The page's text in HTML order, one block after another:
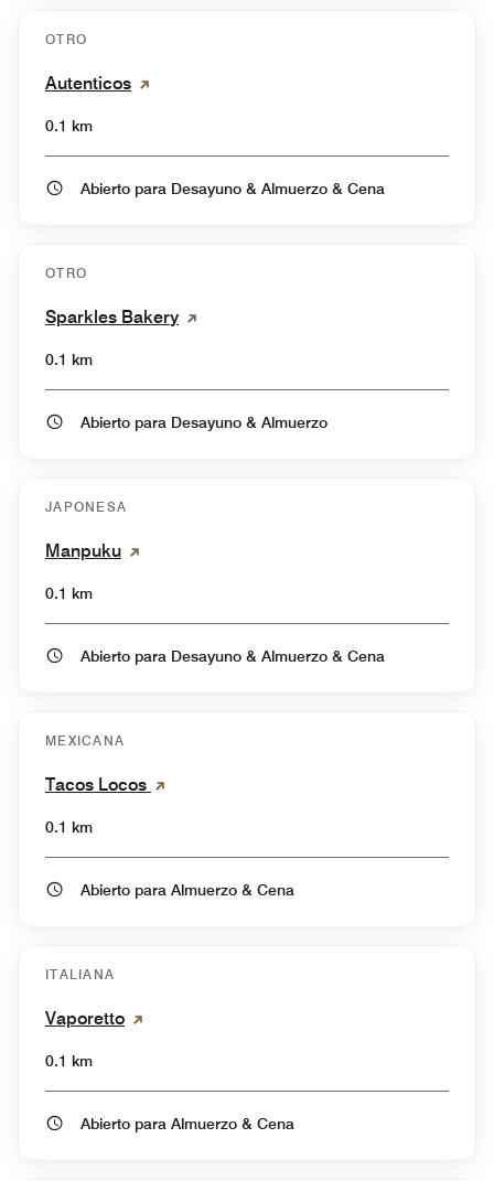
OTRO
Autenticos
0.1 km
Abierto para Desayuno & Almuerzo & Cena
OTRO
Sparkles Bakery
0.1 km
Abierto para Desayuno & Almuerzo
JAPONESA
Manpuku
0.1 km
Abierto para Desayuno & Almuerzo & Cena
MEXICANA
Tacos Locos
0.1 km
Abierto para Almuerzo & Cena
ITALIANA
Vaporetto
0.1 km
Abierto para Almuerzo & Cena